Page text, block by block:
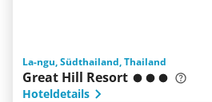
La-ngu, Südthailand, Thailand
Great Hill Resort
Hoteldetails